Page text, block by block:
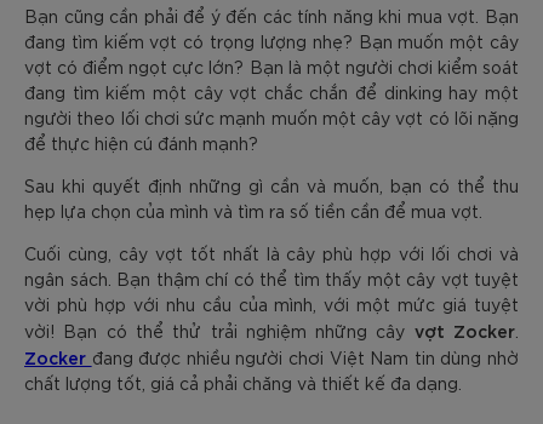
Bạn cũng cần phải để ý đến các tính năng khi mua vợt. Bạn
đang tìm kiếm vợt có trọng lượng nhẹ? Bạn muốn một cây
vợt có điểm ngọt cực lớn? Bạn là một người chơi kiểm soát
đang tìm kiếm một cây vợt chắc chắn để dinking hay một
người theo lối chơi sức mạnh muốn một cây vợt có lõi nặng
để thực hiện cú đánh mạnh?
Sau khi quyết định những gì cần và muốn, bạn có thể thu
hẹp lựa chọn của mình và tìm ra số tiền cần để mua vợt.
Cuối cùng, cây vợt tốt nhất là cây phù hợp với lối chơi và
ngân sách. Bạn thậm chí có thể tìm thấy một cây vợt tuyệt
vời phù hợp với nhu cầu của mình, với một mức giá tuyệt
vời! Bạn có thể thử trải nghiệm những cây vợt Zocker
Zocker đang được nhiều người chơi Việt Nam tin dùng nhờ
chất lượng tốt, giá cả phải chăng và thiết kế đa dạng.